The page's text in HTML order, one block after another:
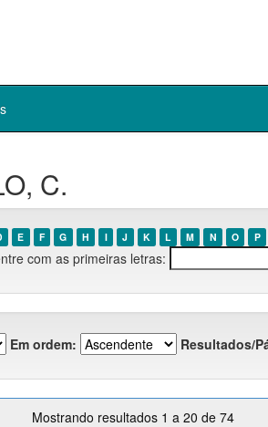
C.
E F G H I J K L M N O P
com as primeiras letras:
Em ordem: Resultados/
Mostrando resultados 1 a 20 de 74